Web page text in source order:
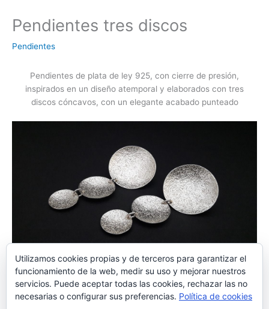
Pendientes tres discos
Pendientes
Pendientes de plata de ley 925, con cierre de presión,
inspirados en un diseño atemporal y elaborados con tres
discos cóncavos, con un elegante acabado punteado
Disponible en el Centro de artesanía de Cartagena
Utilizamos cookies propias y de terceros para garantizar el
funcionamiento de la web, medir su uso y mejorar nuestros
servicios. Puede aceptar todas las cookies, rechazar las no
necesarias o configurar sus preferencias. Política de cookies